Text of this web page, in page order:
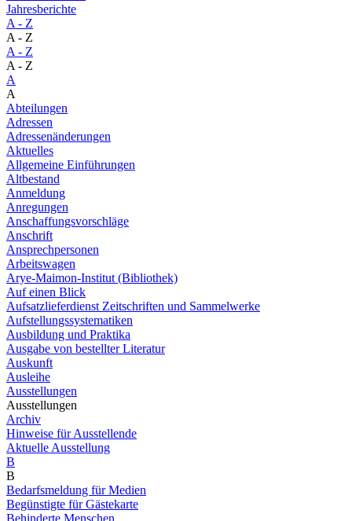
Jahresberichte
A - Z
A - Z
A - Z
A - Z
A
A
Abteilungen
Adressen
Adressenänderungen
Aktuelles
Allgemeine Einführungen
Altbestand
Anmeldung
Anregungen
Anschaffungsvorschläge
Anschrift
Ansprechpersonen
Arbeitswagen
Arye-Maimon-Institut (Bibliothek)
Auf einen Blick
Aufsatzlieferdienst Zeitschriften und Sammelwerke
Aufstellungssystematiken
Ausbildung und Praktika
Ausgabe von bestellter Literatur
Auskunft
Ausleihe
Ausstellungen
Ausstellungen
Archiv
Hinweise für Ausstellende
Aktuelle Ausstellung
B
B
Bedarfsmeldung für Medien
Begünstigte für Gästekarte
Behinderte Menschen